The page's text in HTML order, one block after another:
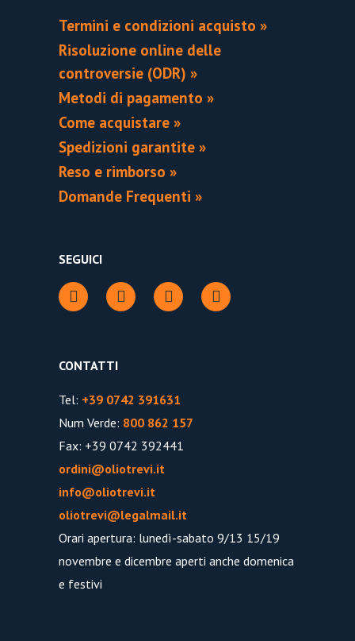
Termini e condizioni acquisto »
Risoluzione online delle
controversie (ODR) »
Metodi di pagamento »
Come acquistare »
Spedizioni garantite »
Reso e rimborso »
Domande Frequenti »
SEGUICI
CONTATTI
Tel: +39 0742 391631
Num Verde: 800 862 157
Fax: +39 0742 392441
ordini@oliotrevi.it
info@oliotrevi.it
oliotrevi@legalmail.it
Orari apertura: lunedì-sabato 9/13 15/19
novembre e dicembre aperti anche domenica
e festivi